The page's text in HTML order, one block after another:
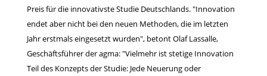
Preis für die innovativste Studie Deutschlands. "Innovation
endet aber nicht bei den neuen Methoden, die im letzten
Jahr erstmals eingesetzt wurden", betont Olaf Lassalle,
Geschäftsführer der agma: "Vielmehr ist stetige Innovation
Teil des Konzepts der Studie: Jede Neuerung oder